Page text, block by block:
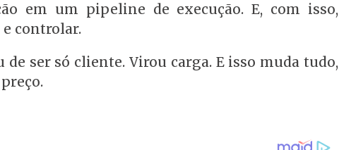
em um pipeline de execução. E, com isso,
controlar.
ser só cliente. Virou carga. E isso muda tudo,